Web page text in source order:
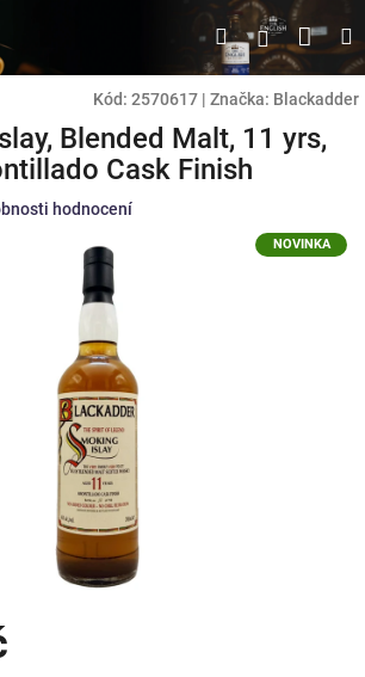
HledatPřihlášení
Kód: 2570617 | Značka: Blackadder
Blended Malt, 11 yrs,
Cask Finish
hodnocení
NOVINKA